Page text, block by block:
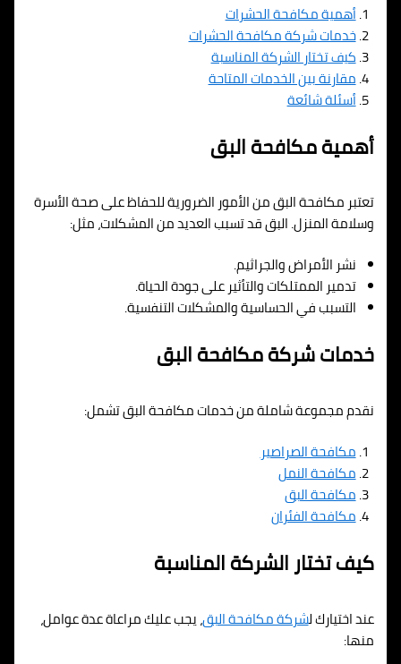
أهمية مكافحة الحشرات
خدمات شركة مكافحة الحشرات
كيف تختار الشركة المناسبة
مقارنة بين الخدمات المتاحة
أسئلة شائعة
أهمية مكافحة البق
تعتبر مكافحة البق من الأمور الضرورية للحفاظ على صحة الأسرة
وسلامة المنزل. البق قد تسبب العديد من المشكلات، مثل:
نشر الأمراض والجراثيم.
تدمير الممتلكات والتأثير على جودة الحياة.
التسبب في الحساسية والمشكلات التنفسية.
خدمات شركة مكافحة البق
نقدم مجموعة شاملة من خدمات مكافحة البق تشمل:
مكافحة الصراصير
مكافحة النمل
مكافحة البق
مكافحة الفئران
كيف تختار الشركة المناسبة
عند اختيارك لشركة مكافحة البق، يجب عليك مراعاة عدة عوامل،
منها: